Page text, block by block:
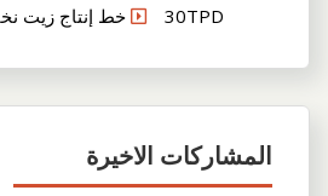
30TPD خط إنتاج زيت نخالة الأرز في بنغلادي
المشاركات الاخيرة